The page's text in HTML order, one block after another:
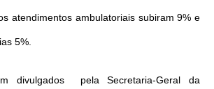
atendimentos ambulatoriais subiram 9% e
5%.
divulgados pela Secretaria-Geral da